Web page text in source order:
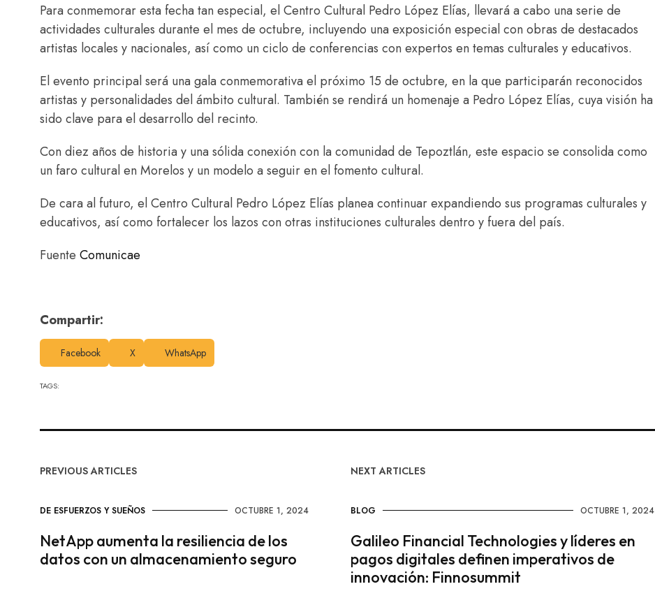
Para conmemorar esta fecha tan especial, el Centro Cultural Pedro López Elías, llevará a cabo una serie de
actividades culturales durante el mes de octubre, incluyendo una exposición especial con obras de destacados
artistas locales y nacionales, así como un ciclo de conferencias con expertos en temas culturales y educativos.
El evento principal será una gala conmemorativa el próximo 15 de octubre, en la que participarán reconocidos
artistas y personalidades del ámbito cultural. También se rendirá un homenaje a Pedro López Elías, cuya visión ha
sido clave para el desarrollo del recinto.
Con diez años de historia y una sólida conexión con la comunidad de Tepoztlán, este espacio se consolida como
un faro cultural en Morelos y un modelo a seguir en el fomento cultural.
De cara al futuro, el Centro Cultural Pedro López Elías planea continuar expandiendo sus programas culturales y
educativos, así como fortalecer los lazos con otras instituciones culturales dentro y fuera del país.
Fuente Comunicae
Compartir:
Facebook X WhatsApp
TAGS:
PREVIOUS ARTICLES
DE ESFUERZOS Y SUEÑOS OCTUBRE 1, 2024
NetApp aumenta la resiliencia de los
datos con un almacenamiento seguro
NEXT ARTICLES
BLOG OCTUBRE 1, 2024
Galileo Financial Technologies y líderes en
pagos digitales definen imperativos de
innovación: Finnosummit